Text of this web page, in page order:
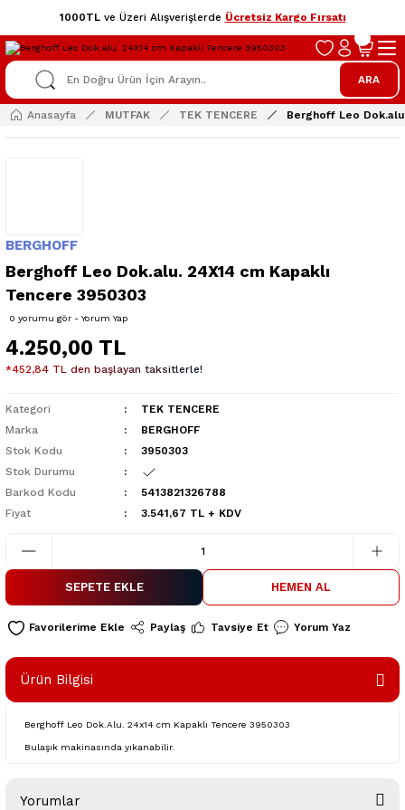
1000TLve Üzeri Alışverişlerde Ücretsiz Kargo Fırsatı
ARA
Anasayfa MUTFAK TEK TENCERE Berghoff Leo
BERGHOFF
Berghoff Leo Dok.alu. 24X14 cm Kapaklı
Tencere 3950303
0 yorumu gör - Yorum Yap
4.250,00 TL
*452,84 TL den başlayan taksitlerle!
Kategori
TEK TENCERE
Marka
BERGHOFF
Stok Kodu
3950303
Stok Durumu
Barkod Kodu
5413821326788
Fiyat
3.541,67 TL + KDV
SEPETE EKLE HEMEN AL
Paylaş Tavsiye Et Yorum Yaz
Ürün Bilgisi
Berghoff Leo Dok.Alu. 24x14 cm Kapaklı Tencere 3950303
Bulaşık makinasında yıkanabilir.
Yorumlar